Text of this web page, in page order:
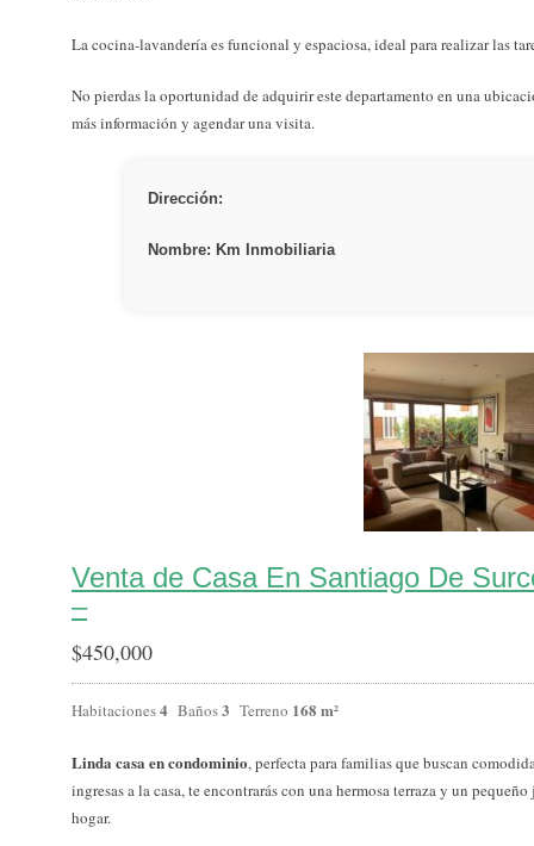
La cocina-lavandería es funcional y espaciosa, ideal para realizar las
No pierdas la oportunidad de adquirir este departamento en una
más información y agendar una visita.
Dirección:
Nombre: Km Inmobiliaria
Venta de Casa En Santiago De
–
$450,000
Habitaciones4 Baños3 Terreno 168 m²
Linda casa en condominio, perfecta para familias que buscan
ingresas a la casa, te encontrarás con una hermosa terraza y un
hogar.